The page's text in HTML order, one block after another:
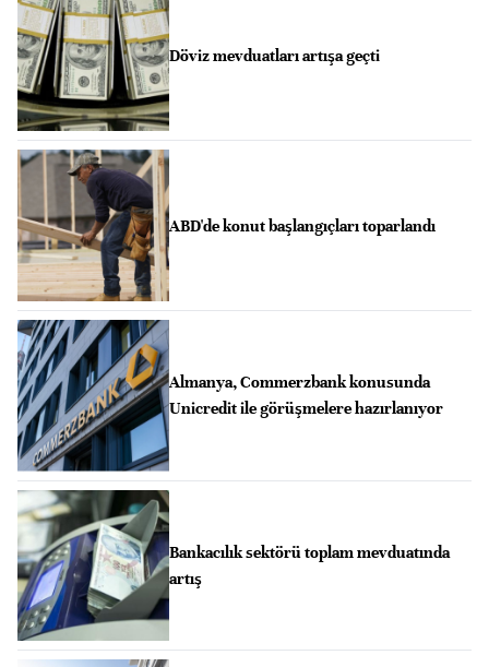
Döviz mevduatları artışa geçti
ABD'de konut başlangıçları toparlandı
Almanya, Commerzbank konusunda
Unicredit ile görüşmelere hazırlanıyor
Bankacılık sektörü toplam mevduatında
artış